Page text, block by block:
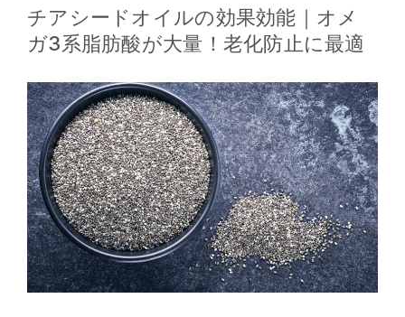
チアシードオイルの効果効能｜オメ
ガ3系脂肪酸が大量！老化防止に最適